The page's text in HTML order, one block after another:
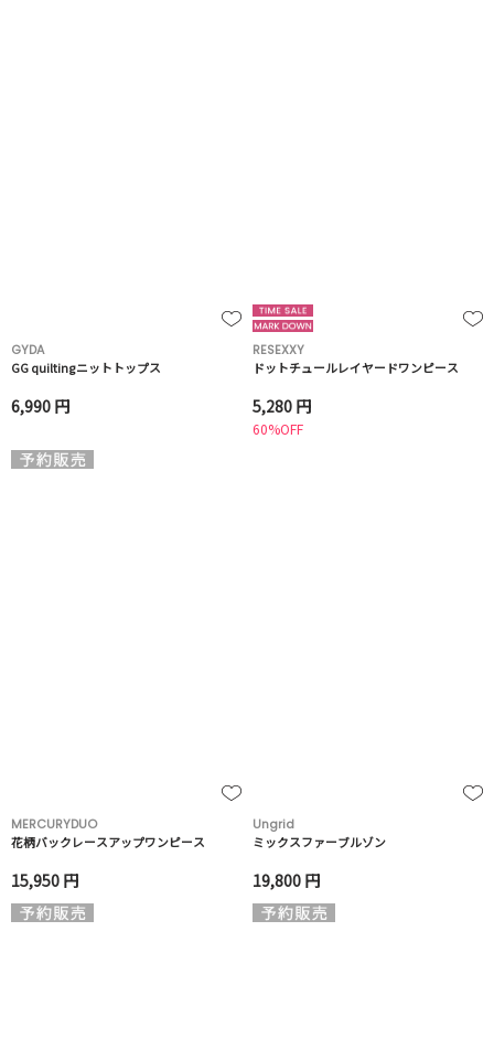
GYDA
GG quiltingニットトップス
6,990 円
RESEXXY
ドットチュールレイヤードワンピース
5,280 円
60%OFF
MERCURYDUO
花柄バックレースアップワンピース
15,950 円
Ungrid
ミックスファーブルゾン
19,800 円